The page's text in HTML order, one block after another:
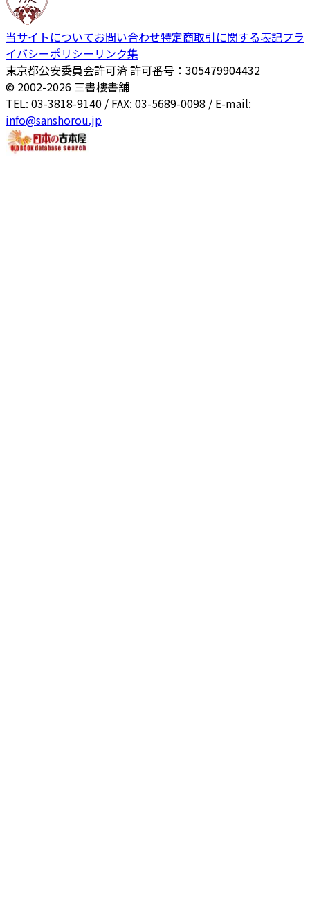
当サイトについてお問い合わせ特定商取引に関する表記プラ
イバシーポリシー リンク集
東京都公安委員会許可済 許可番号：305479904432
© 2002-2026 三書樓書舗
TEL: 03-3818-9140 / FAX: 03-5689-0098 / E-mail:
info@sanshorou.jp